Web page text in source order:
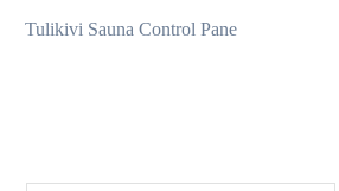
Tulikivi Sauna Control Pane